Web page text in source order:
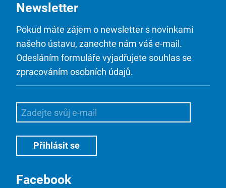
Newsletter
Pokud máte zájem o newsletter s novinkami
našeho ústavu, zanechte nám váš e-mail.
Odesláním formuláře vyjadřujete souhlas se
zpracováním osobních údajů.
Facebook